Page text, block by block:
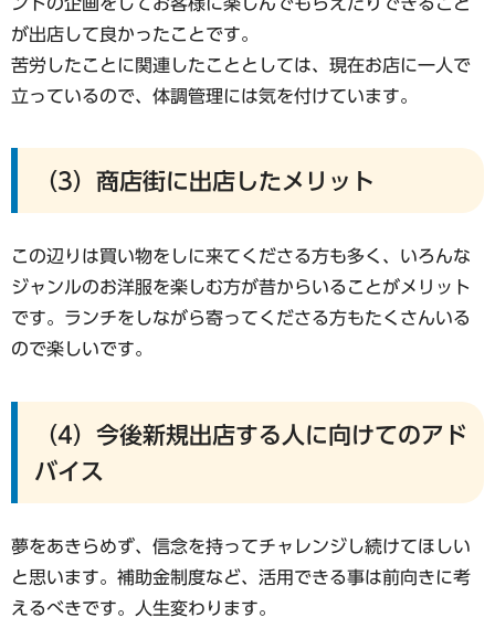
が出店して良かったことです。
苦労したことに関連したこととしては、現在お店に一人で
立っているので、体調管理には気を付けています。
（3）商店街に出店したメリット
この辺りは買い物をしに来てくださる方も多く、いろんな
ジャンルのお洋服を楽しむ方が昔からいることがメリット
です。ランチをしながら寄ってくださる方もたくさんいる
ので楽しいです。
（4）今後新規出店する人に向けてのアド
バイス
夢をあきらめず、信念を持ってチャレンジし続けてほしい
と思います。補助金制度など、活用できる事は前向きに考
えるべきです。人生変わります。